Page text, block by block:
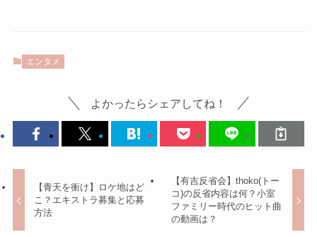
エンタメ
よかったらシェアしてね！
【青天を衝け】ロケ地はど
こ？エキストラ募集と応募
方法
【有吉反省会】thoko(トー
コ)の反省内容は何？小室
ファミリー時代のヒット曲
の動画は？